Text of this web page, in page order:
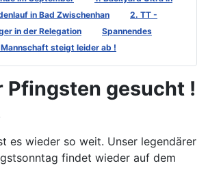
in Bad Zwischenhan
2. TT -
in der Relegation
Spannendes
steigt leider ab !
Pfingsten gesucht !
es wieder so weit. Unser legendärer
findet wieder auf dem